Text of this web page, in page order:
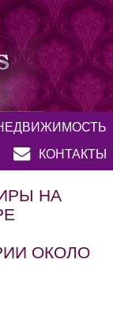
КОНТАКТЫ
НА
ОКОЛО